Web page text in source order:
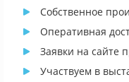
Собственное
Оперативная
Заявки на сайте
Участвуем в